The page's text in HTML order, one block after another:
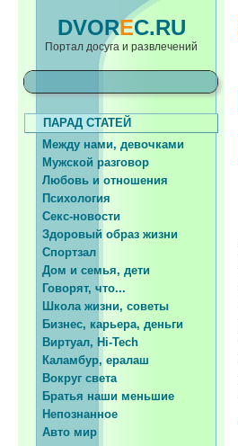
DVOREC.RU
Портал досуга и развлечений
ПАРАД СТАТЕЙ
Между нами, девочками
Мужской разговор
Любовь и отношения
Психология
Секс-новости
Здоровый образ жизни
Спортзал
Дом и семья, дети
Говорят, что...
Школа жизни, советы
Бизнес, карьера, деньги
Виртуал, Hi-Tech
Каламбур, ералаш
Вокруг света
Братья наши меньшие
Непознанное
Авто мир